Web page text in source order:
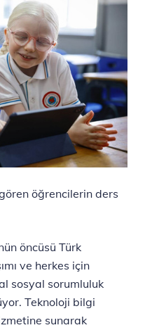
öğrencilerin ders
öncüsü Türk
ve herkes için
sosyal sorumluluk
Teknoloji bilgi
sunarak